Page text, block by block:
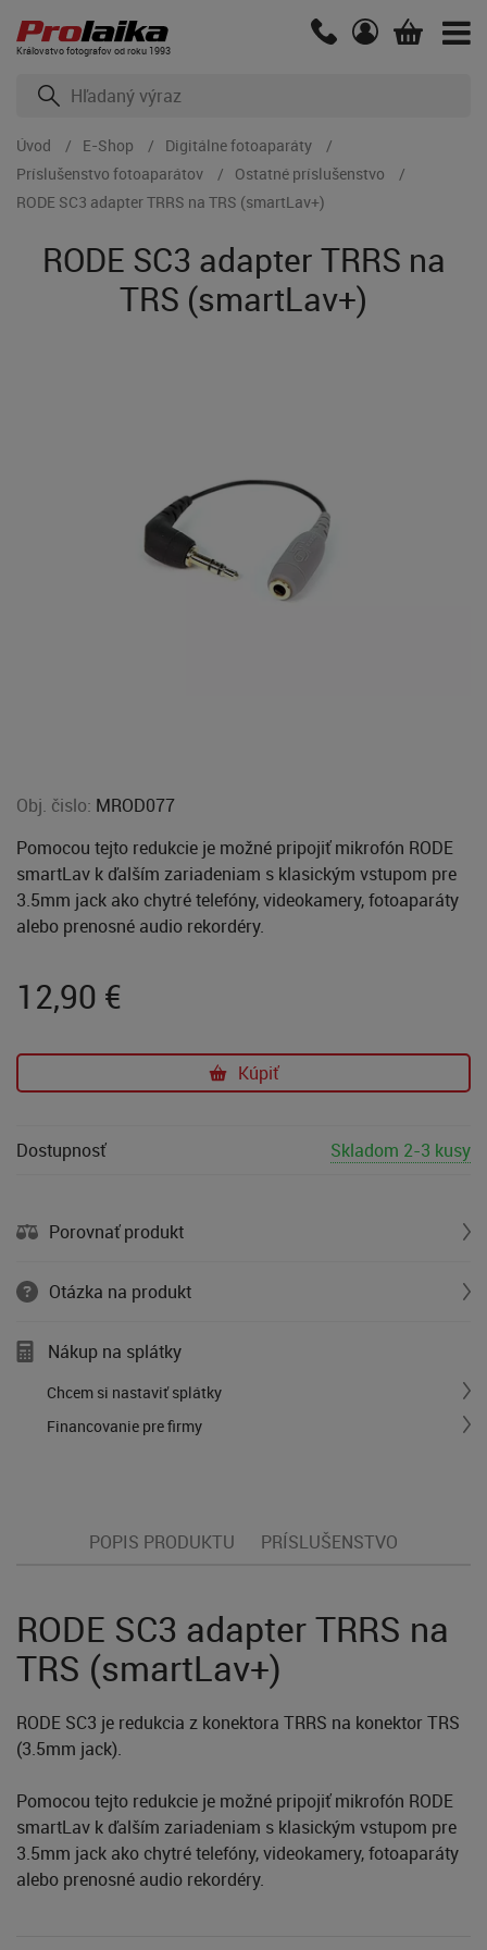
Kráľovstvo fotografov od roku 1993
Úvod E-Shop
Digitálne fotoaparáty
Príslušenstvo fotoaparátov
Ostatné príslušenstvo
RODE SC3 adapter TRRS na TRS (smartLav+)
RODE SC3 adapter TRRS na
TRS (smartLav+)
Obj. čislo: MROD077
Pomocou tejto redukcie je možné pripojiť mikrofón RODE
smartLav k ďalším zariadeniam s klasickým vstupom pre
3.5mm jack ako chytré telefóny, videokamery, fotoaparáty
alebo prenosné audio rekordéry.
12,90 €
Kúpiť
Dostupnosť Skladom 2-3 kusy
Porovnať produkt
Otázka na produkt
Nákup na splátky
Chcem si nastaviť splátky
Financovanie pre firmy
POPIS PRODUKTU PRÍSLUŠENSTVO
RODE SC3 adapter TRRS na
TRS (smartLav+)
RODE SC3 je redukcia z konektora TRRS na konektor TRS
(3.5mm jack).
Pomocou tejto redukcie je možné pripojiť mikrofón RODE
smartLav k ďalším zariadeniam s klasickým vstupom pre
3.5mm jack ako chytré telefóny, videokamery, fotoaparáty
alebo prenosné audio rekordéry.